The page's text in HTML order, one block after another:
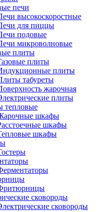
печи
высокоскоростные
для пиццы
подовые
микроволновые
плиты
плиты
плиты
табуреты
жарочная
плиты
шкафы
шкафы
шкафы
сковороды
сковороды